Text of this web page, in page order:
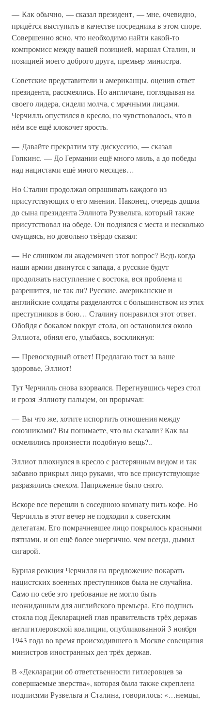
— Как обычно, — сказал президент, — мне, очевидно,
придётся выступить в качестве посредника в этом споре.
Совершенно ясно, что необходимо найти какой-то
компромисс между вашей позицией, маршал Сталин, и
позицией моего доброго друга, премьер-министра.
Советские представители и американцы, оценив ответ
президента, рассмеялись. Но англичане, поглядывая на
своего лидера, сидели молча, с мрачными лицами.
Черчилль опустился в кресло, но чувствовалось, что в
нём все ещё клокочет ярость.
— Давайте прекратим эту дискуссию, — сказал
Гопкинс. — До Германии ещё много миль, а до победы
над нацистами ещё много месяцев…
Но Сталин продолжал опрашивать каждого из
присутствующих о его мнении. Наконец, очередь дошла
до сына президента Эллиота Рузвельта, который также
присутствовал на обеде. Он поднялся с места и несколько
смущаясь, но довольно твёрдо сказал:
— Не слишком ли академичен этот вопрос? Ведь когда
наши армии двинутся с запада, а русские будут
продолжать наступление с востока, вся проблема и
разрешится, не так ли? Русские, американские и
английские солдаты разделаются с большинством из этих
преступников в бою… Сталину понравился этот ответ.
Обойдя с бокалом вокруг стола, он остановился около
Эллиота, обнял его, улыбаясь, воскликнул:
— Превосходный ответ! Предлагаю тост за ваше
здоровье, Эллиот!
Тут Черчилль снова взорвался. Перегнувшись через стол
и грозя Эллиоту пальцем, он прорычал:
— Вы что же, хотите испортить отношения между
союзниками? Вы понимаете, что вы сказали? Как вы
осмелились произнести подобную вещь?..
Эллиот плюхнулся в кресло с растерянным видом и так
забавно прикрыл лицо руками, что все присутствующие
разразились смехом. Напряжение было снято.
Вскоре все перешли в соседнюю комнату пить кофе. Но
Черчилль в этот вечер не подходил к советским
делегатам. Его помрачневшее лицо покрылось красными
пятнами, и он ещё более энергично, чем всегда, дымил
сигарой.
Бурная реакция Черчилля на предложение покарать
нацистских военных преступников была не случайна.
Само по себе это требование не могло быть
неожиданным для английского премьера. Его подпись
стояла под Декларацией глав правительств трёх держав
антигитлеровской коалиции, опубликованной 3 ноября
1943 года во время происходившего в Москве совещания
министров иностранных дел трёх держав.
В «Декларации об ответственности гитлеровцев за
совершаемые зверства», которая была также скреплена
подписями Рузвельта и Сталина, говорилось: «…немцы,